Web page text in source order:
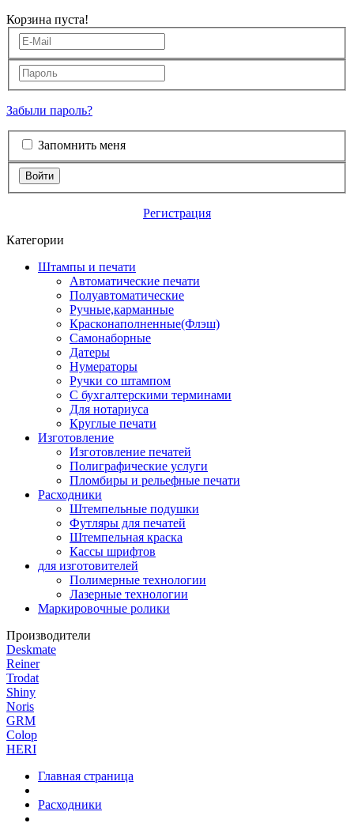
Корзина пуста!
Забыли пароль?
Запомнить меня
Войти
Регистрация
Категории
Штампы и печати
Автоматические печати
Полуавтоматические
Ручные,карманные
Красконаполненные(Флэш)
Самонаборные
Датеры
Нумераторы
Ручки со штампом
С бухгалтерскими терминами
Для нотариуса
Круглые печати
Изготовление
Изготовление печатей
Полиграфические услуги
Пломбиры и рельефные печати
Расходники
Штемпельные подушки
Футляры для печатей
Штемпельная краска
Кассы шрифтов
для изготовителей
Полимерные технологии
Лазерные технологии
Маркировочные ролики
Производители
Deskmate
Reiner
Trodat
Shiny
Noris
GRM
Colop
HERI
Главная страница
Расходники